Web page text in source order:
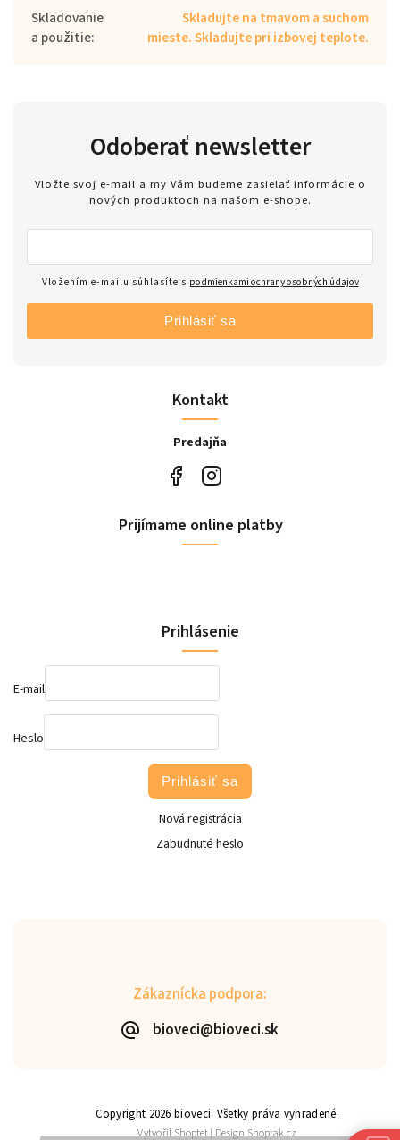
Skladovanie
a použitie:
Skladujte na tmavom a suchom
mieste. Skladujte pri izbovej teplote.
Zákaznícka podpora:
bioveci@bioveci.sk
Kontakt
Predajňa
Odoberať newsletter
Vložte svoj e-mail a my Vám budeme zasielať informácie o
nových produktoch na našom e-shope.
Vložením e-mailu súhlasíte s podmienkami ochrany osobných údajov
Prihlásiť sa
Prijímame online platby
Prihlásenie
E-mail
Heslo
Prihlásiť sa
Nová registrácia
Zabudnuté heslo
Copyright 2026bioveci. Všetky práva vyhradené.
VytvořilShoptet| DesignShoptak.cz